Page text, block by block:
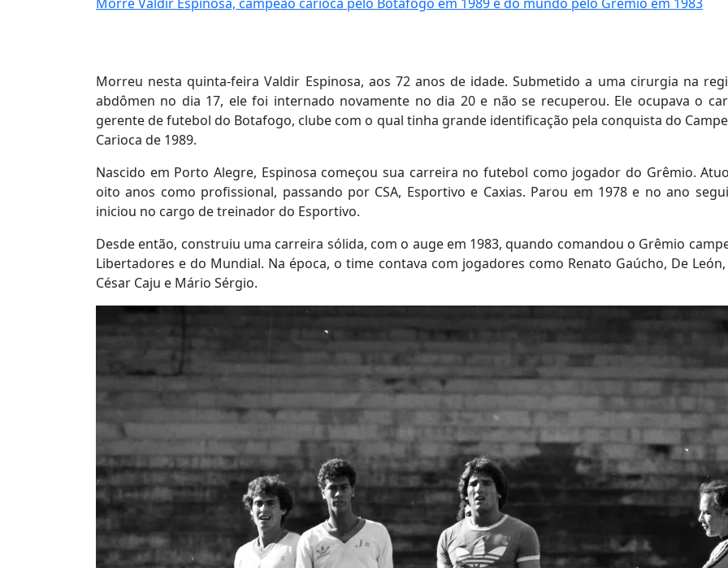
Morre Valdir Espinosa, campeão carioca pelo Botafogo em 1989 e do mundo pelo Grêmio em 1983
Morreu nesta quinta-feira Valdir Espinosa, aos 72 anos de idade. Submetido a uma cirurgia na
abdômen no dia 17, ele foi internado novamente no dia 20 e não se recuperou. Ele ocupava o
gerente de futebol do Botafogo, clube com o qual tinha grande identificação pela conquista do
Carioca de 1989.
Nascido em Porto Alegre, Espinosa começou sua carreira no futebol como jogador do Grêmio.
oito anos como profissional, passando por CSA, Esportivo e Caxias. Parou em 1978 e no ano
iniciou no cargo de treinador do Esportivo.
Desde então, construiu uma carreira sólida, com o auge em 1983, quando comandou o Grêmio
Libertadores e do Mundial. Na época, o time contava com jogadores como Renato Gaúcho, De León,
César Caju e Mário Sérgio.